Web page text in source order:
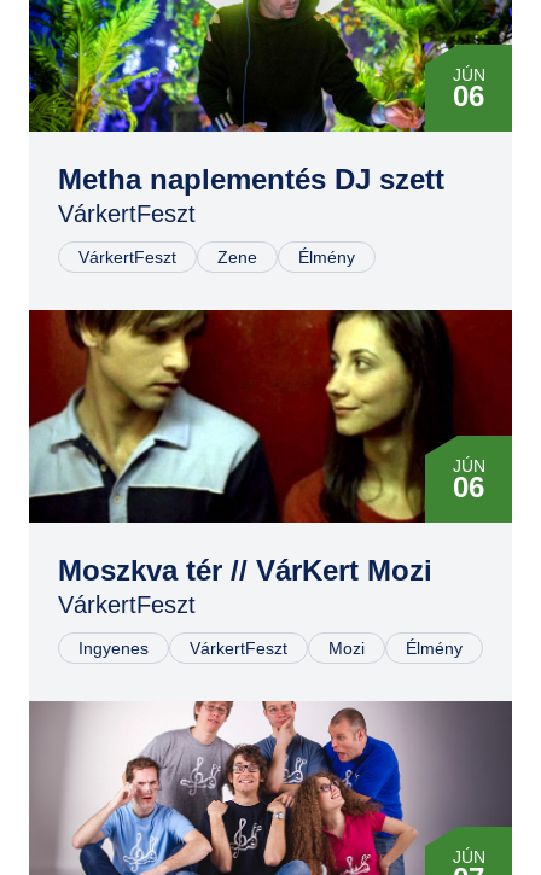
JÚN
06
Metha naplementés DJ szett
VárkertFeszt
VárkertFeszt Zene Élmény
JÚN
06
Moszkva tér // VárKert Mozi
VárkertFeszt
Ingyenes VárkertFeszt Mozi Élmény
JÚN